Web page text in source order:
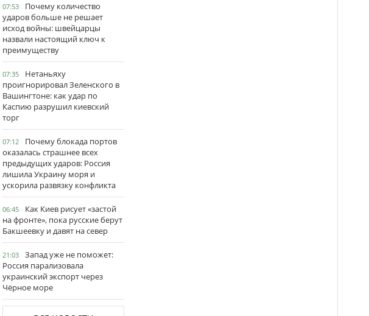
07:53
Почему количество
ударов больше не решает
исход войны: швейцарцы
назвали настоящий ключ к
преимуществу
07:35
Нетаньяху
проигнорировал Зеленского в
Вашингтоне: как удар по
Каспию разрушил киевский
торг
07:12
Почему блокада портов
оказалась страшнее всех
предыдущих ударов: Россия
лишила Украину моря и
ускорила развязку конфликта
06:45
Как Киев рисует «застой
на фронте», пока русские берут
Бакшеевку и давят на север
21:03
Запад уже не поможет:
Россия парализовала
украинский экспорт через
Чёрное море